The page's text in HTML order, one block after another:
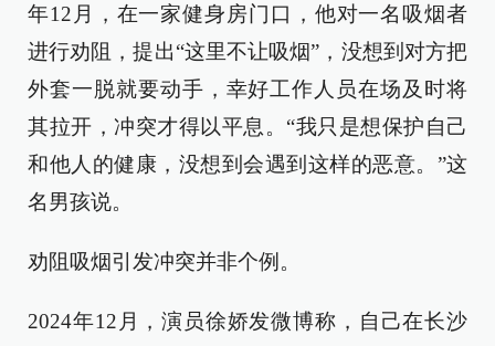
年12月，在一家健身房门口，他对一名吸烟者
进行劝阻，提出“这里不让吸烟”，没想到对方把
外套一脱就要动手，幸好工作人员在场及时将
其拉开，冲突才得以平息。“我只是想保护自己
和他人的健康，没想到会遇到这样的恶意。”这
名男孩说。
劝阻吸烟引发冲突并非个例。
2024年12月，演员徐娇发微博称，自己在长沙